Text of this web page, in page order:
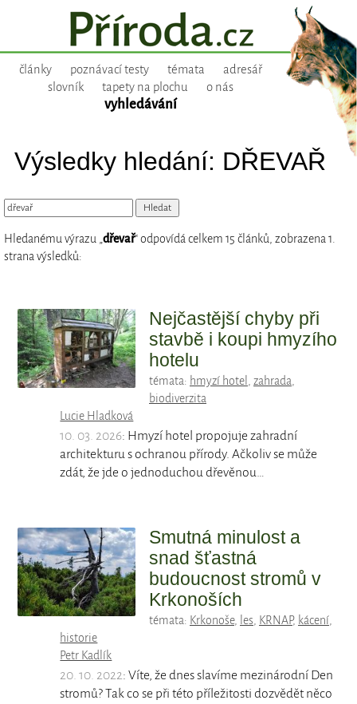
články poznávací testy témata
adresář
slovník
tapety na plochu o nás
vyhledávání
Výsledky hledání: DŘEVAŘ
Hledanému výrazu „dřevař“ odpovídá celkem 15 článků, zobrazena 1.
strana výsledků:
Nejčastější chyby při
stavbě i koupi hmyzího
hotelu
témata: hmyzí hotel , zahrada,
biodiverzita
Lucie Hladková
10. 03. 2026: Hmyzí hotel propojuje zahradní
architekturu s ochranou přírody. Ačkoliv se může
zdát, že jde o jednoduchou dřevěnou…
Smutná minulost a
snad šťastná
budoucnost stromů v
Krkonoších
témata: Krkonoše, les, KRNAP, kácení,
historie
Petr Kadlík
20. 10. 2022: Víte, že dnes slavíme mezinárodní Den
stromů? Tak co se při této příležitosti dozvědět něco